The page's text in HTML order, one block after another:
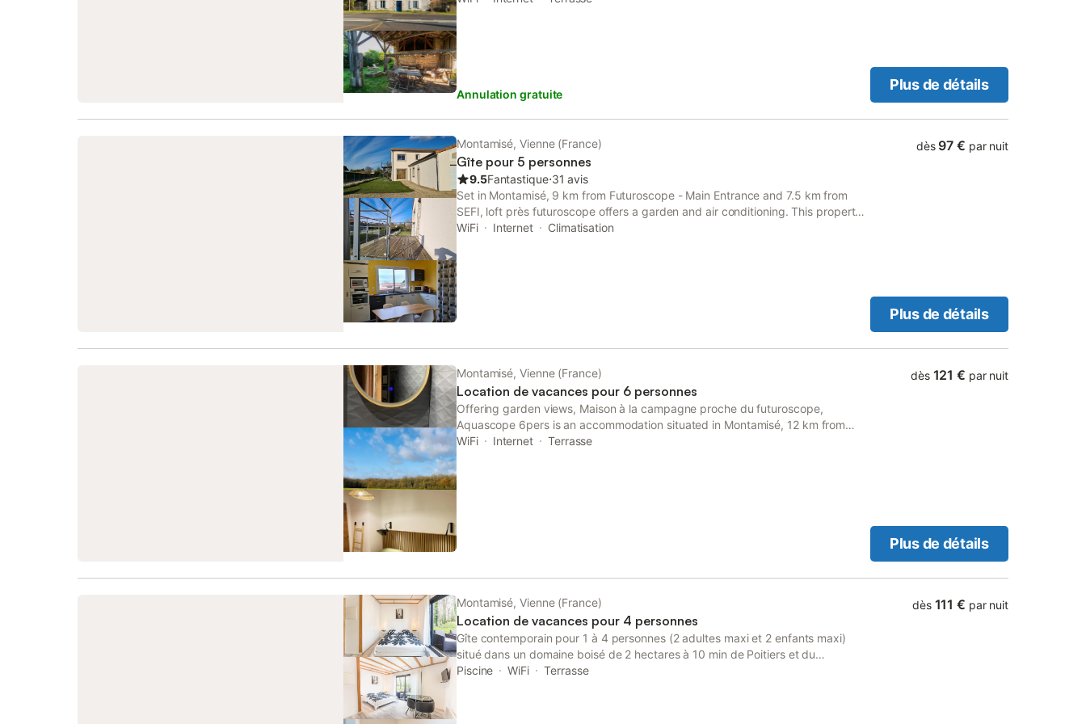
Annulation gratuite
Plus de détails
Montamisé, Vienne (France)
Gîte pour 5 personnes
9.5Fantastique⋅31 avis
Set in Montamisé, 9 km from Futuroscope - Main Entrance and 7.5 km from
SEFI, loft près futuroscope offers a garden and air conditioning. This property
offers access to a balcony, free private parking and free WiFi. Poitiers Town
WiFi Internet Climatisation
dès 97 € par nuit
Plus de détails
Montamisé, Vienne (France)
Location de vacances pour 6 personnes
Offering garden views, Maison à la campagne proche du futuroscope,
Aquascope 6pers is an accommodation situated in Montamisé, 12 km from
Poitiers Town Hall and 12 km from Poitiers University.
WiFi Internet Terrasse
dès 121 € par nuit
Plus de détails
Montamisé, Vienne (France)
Location de vacances pour 4 personnes
Gîte contemporain pour 1 à 4 personnes (2 adultes maxi et 2 enfants maxi)
situé dans un domaine boisé de 2 hectares à 10 min de Poitiers et du
Futuroscope : le Domaine des Tilleuls. Le gite fait 32m2 et est idéal pour un
Piscine WiFi Terrasse
dès 111 € par nuit